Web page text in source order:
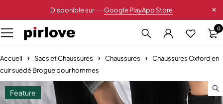
Disponible sur Google PlayApp Store
0
Accueil Sacs et Chaussures Chaussures
Chaussures Oxford en
cuir suédé Brogue pour hommes
Feature